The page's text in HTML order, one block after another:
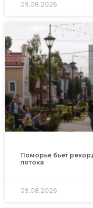
09.08.2026
Поморье бьет
потока
09.08.2026